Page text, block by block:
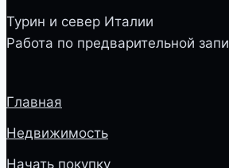
Турин и север Италии
Работа по предварительной
Главная
Недвижимость
Начать покупку